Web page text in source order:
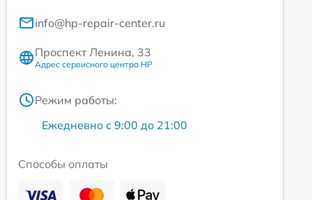
info@hp-repair-center.ru
Проспект Ленина, 33
Адрес сервисного центра HP
Режим работы:
Ежедневно с 9:00 до 21:00
Способы оплаты